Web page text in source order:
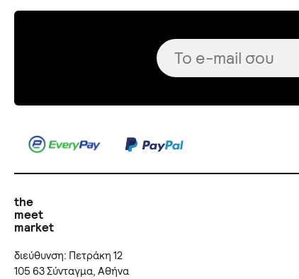
the
meet
market
διεύθυνση: Πετράκη 12
105 63 Σύνταγμα, Αθήνα